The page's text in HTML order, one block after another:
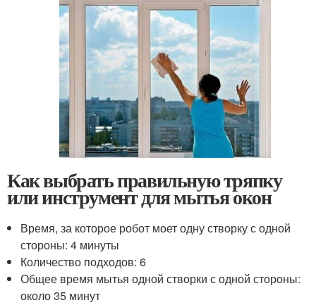
Как выбрать правильную тряпку
или инструмент для мытья окон
Время, за которое робот моет одну створку с одной
стороны: 4 минуты
Количество подходов: 6
Общее время мытья одной створки с одной стороны:
около 35 минут